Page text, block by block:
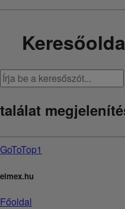
találat
GoToTop1
elmex.hu
Főoldal